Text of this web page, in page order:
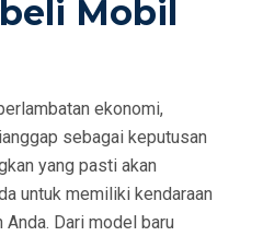
O
Mobil
ekonomi,
sebagai keputusan
yang pasti akan
untuk memiliki kendaraan
Dari model baru